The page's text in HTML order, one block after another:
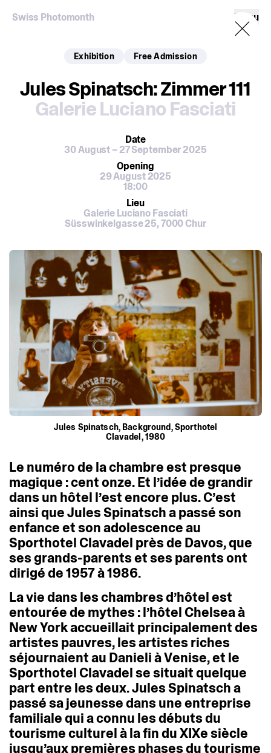
Swiss Photomonth Menu
Exhibition Free Admission
Jules Spinatsch: Zimmer 111
Galerie Luciano Fasciati
Date
30 August – 27 September 2025
Opening
29 August 2025
18:00
Lieu
Galerie Luciano Fasciati
Süsswinkelgasse 25, 7000 Chur
Jules Spinatsch, Background, Sporthotel
Clavadel, 1980
Le numérode lachambreest presque
magique :centonze.Et l’idéedegrandir
dans un hôtel l’estencore plus.C’est
ainsiqueJulesSpinatschapasséson
enfanceetsonadolescenceau
Sporthotel Clavadel prèsde Davos,que
sesgrands-parentsetses parentsont
dirigéde1957à1986.
Laviedans leschambresd’hôtelest
entouréede mythes :l’hôtel Chelseaà
NewYorkaccueillait principalementdes
artistes pauvres,lesartistes riches
séjournaientau DanieliàVenise,et le
Sporthotel Clavadelsesituaitquelque
partentre lesdeux.JulesSpinatscha
passésajeunessedans uneentreprise
familialequiaconnu lesdébutsdu
tourismeculturelàlafinduXIXesiècle
jusqu’auxpremières phasesdutourisme